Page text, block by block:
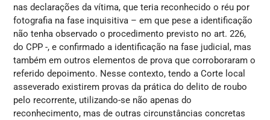
nas declarações da vítima, que teria reconhecido o réu por
fotografia na fase inquisitiva – em que pese a identificação
não tenha observado o procedimento previsto no art. 226,
do CPP -, e confirmado a identificação na fase judicial, mas
também em outros elementos de prova que corroboraram o
referido depoimento. Nesse contexto, tendo a Corte local
asseverado existirem provas da prática do delito de roubo
pelo recorrente, utilizando-se não apenas do
reconhecimento, mas de outras circunstâncias concretas